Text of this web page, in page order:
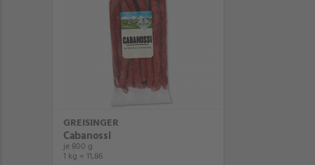
GREISINGER
Cabanossi
je 800 g
1 kg = 11,86